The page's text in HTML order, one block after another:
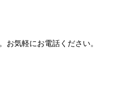
お気軽にお電話ください。